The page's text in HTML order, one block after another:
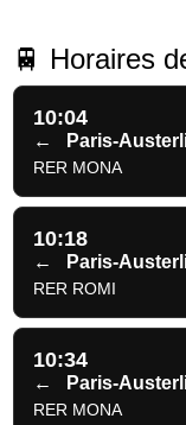
🚆 Horaires
10:04
← Paris-
RER MONA
10:18
← Paris-
RER ROMI
10:34
← Paris-
RER MONA